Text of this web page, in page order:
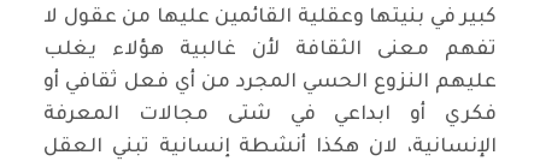
كبير في بنيتها وعقلية القائمين عليها من عقول لا
تفهم معنى الثقافة لأن غالبية هؤلاء يغلب
عليهم النزوع الحسي المجرد من أي فعل ثقافي أو
فكري أو ابداعي في شتى مجالات المعرفة
الإنسانية، لان هكذا أنشطة إنسانية تبني العقل